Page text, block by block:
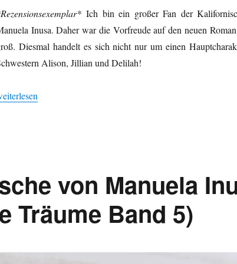
Ich bin ein großer Fan der
Inusa. Daher war die Vorfreude auf den neuen
Diesmal handelt es sich nicht nur um einen
Alison, Jillian und Delilah!
von Manuela Inusa (Kalifornische Träume Band
von Manuela
Träume Band 5)